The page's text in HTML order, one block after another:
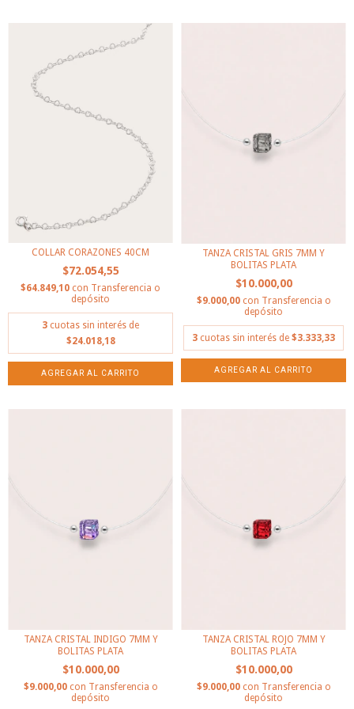
COLLAR CORAZONES 40CM
$72.054,55
$64.849,10 con Transferencia o
depósito
3 cuotas sin interés de
$24.018,18
TANZA CRISTAL GRIS 7MM Y
BOLITAS PLATA
$10.000,00
$9.000,00 con Transferencia o
depósito
3 cuotas sin interés de $3.333,33
TANZA CRISTAL INDIGO 7MM Y
BOLITAS PLATA
$10.000,00
$9.000,00 con Transferencia o
depósito
TANZA CRISTAL ROJO 7MM Y
BOLITAS PLATA
$10.000,00
$9.000,00 con Transferencia o
depósito